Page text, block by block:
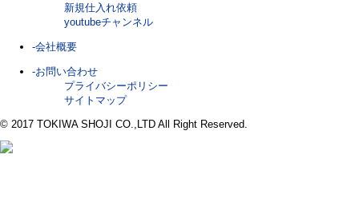
新規仕入れ依頼
youtubeチャンネル
-会社概要
-お問い合わせ
プライバシーポリシー
サイトマップ
© 2017 TOKIWA SHOJI CO.,LTD All Right Reserved.